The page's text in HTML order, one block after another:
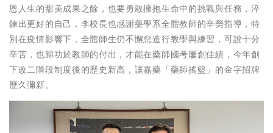
恩人生的甜美成果之餘，也要勇敢擁抱生命中的挑戰與任務，淬
鍊出更好的自己，李校長也感謝藥學系全體教師的辛勞指導，特
別在疫情影響下，全體師生仍不懈怠進行教學與練習，可說十分
辛苦，也歸功於教師的付出，才能在藥師國考屢創佳績，今年創
下改二階段制度後的歷史新高，讓嘉藥「藥師搖籃」的金字招牌
歷久彌新。